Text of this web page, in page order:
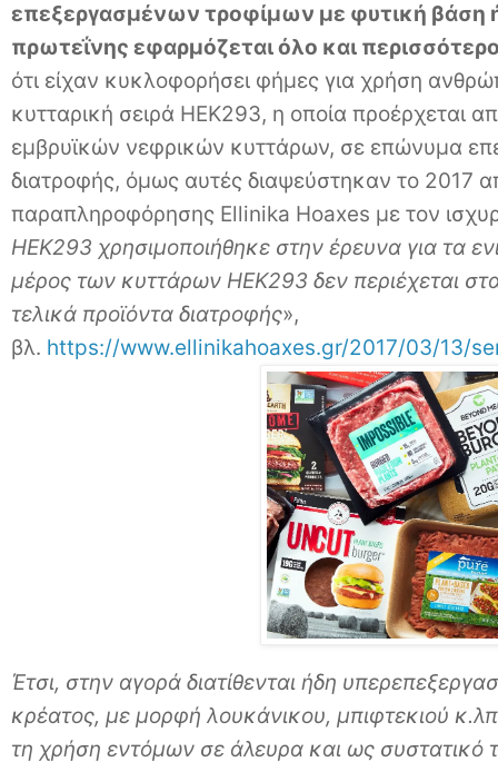
επεξεργασμένων τροφίμων με φυτική βάση
πρωτεΐνης εφαρμόζεται όλο και
ότι είχαν κυκλοφορήσει φήμες για χρήση
κυτταρική σειρά ΗΕΚ293, η οποία προέρχεται
εμβρυϊκών νεφρικών κυττάρων, σε επώνυμα
διατροφής, όμως αυτές διαψεύστηκαν το 2017
παραπληροφόρησης Ellinika Hoaxes με τον
ΗΕΚ293 χρησιμοποιήθηκε στην έρευνα για τα
μέρος των κυττάρων ΗΕΚ293 δεν περιέχεται
τελικά προϊόντα διατροφής»,
βλ. https://www.ellinikahoaxes.gr/2017/03/13/
Έτσι, στην αγορά διατίθενται ήδη
κρέατος, με μορφή λουκάνικου, μπιφτεκιού
τη χρήση εντόμων σε άλευρα και ως συστατικό